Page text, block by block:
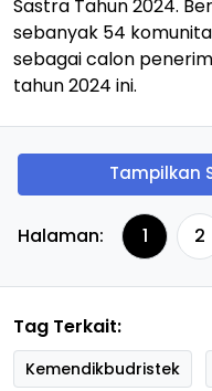
Sastra Tahun 2024.
sebanyak 54
sebagai calon
tahun 2024 ini.
Tampilkan
Halaman: 1 2
Tag Terkait:
Kemendikbudristek